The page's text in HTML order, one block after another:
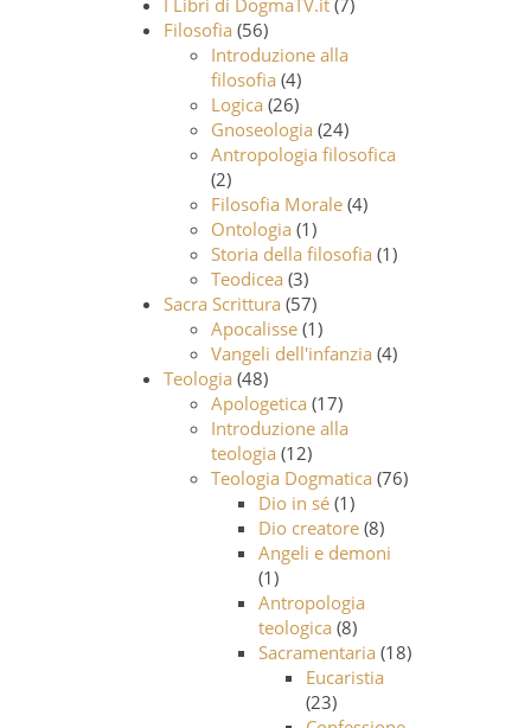
I Libri di DogmaTV.it(7)
Filosofia (56)
Introduzione alla
filosofia (4)
Logica (26)
Gnoseologia (24)
Antropologia filosofica
(2)
Filosofia Morale(4)
Ontologia (1)
Storia della filosofia (1)
Teodicea (3)
Sacra Scrittura (57)
Apocalisse(1)
Vangeli dell'infanzia (4)
Teologia (48)
Apologetica (17)
Introduzione alla
teologia (12)
Teologia Dogmatica (76)
Dio in sé(1)
Dio creatore(8)
Angeli e demoni
(1)
Antropologia
teologica (8)
Sacramentaria (18)
Eucaristia
(23)